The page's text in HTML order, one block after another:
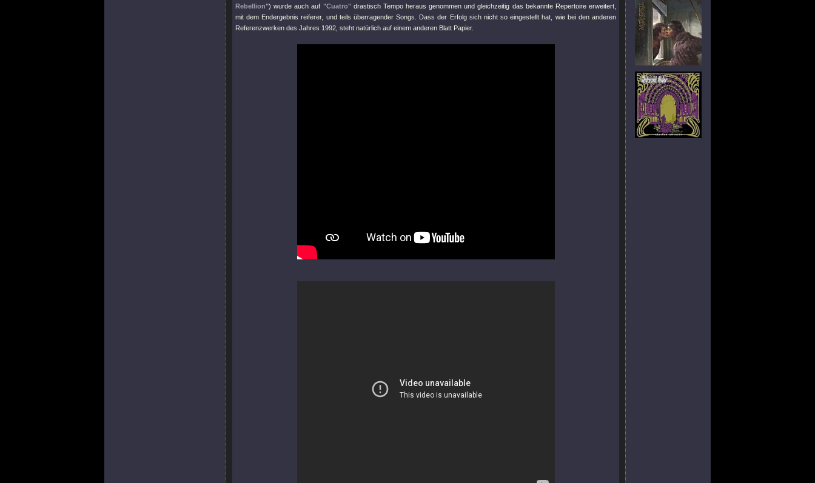
Rebellion") wurde auch auf "Cuatro"drastisch Tempo heraus genommen und gleichzeitig das bekannte Repertoire erweitert,
mit dem Endergebnis reiferer, und teils überragender Songs. Dass der Erfolg sich nicht so eingestellt hat, wie bei den anderen
Referenzwerken des Jahres 1992, steht natürlich auf einem anderen Blatt Papier.